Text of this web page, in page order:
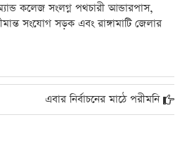
কলেজ সংলগ্ন পথচারী আন্ডারপাস,
সংযোগ সড়ক এবং রাঙ্গামাটি জেলার
এবার নির্বাচনের মাঠে পরীমনি